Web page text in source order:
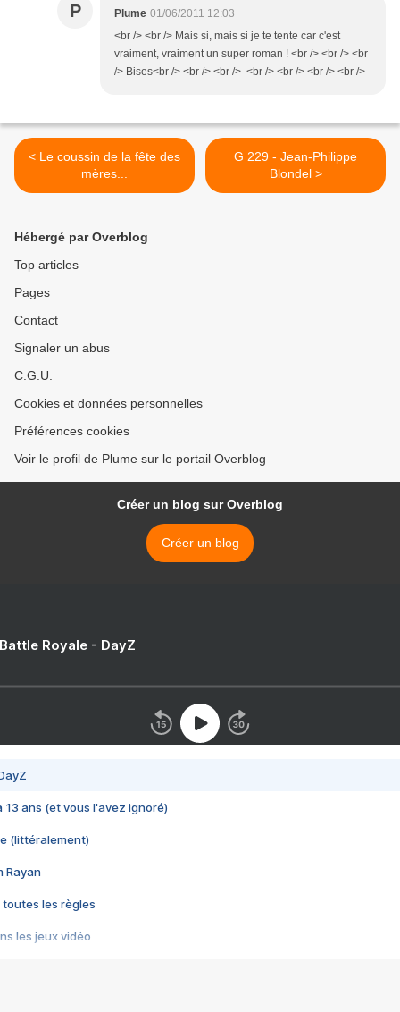
P Plume 01/06/2011 12:03
<br /> <br /> Mais si, mais si je te tente car c'est
vraiment, vraiment un super roman ! <br /> <br /> <br
/> Bises<br /> <br /> <br /> <br /> <br /> <br /> <br />
< Le coussin de la fête des
mères...
G 229 - Jean-Philippe
Blondel >
Hébergé par Overblog
Top articles
Pages
Contact
Signaler un abus
C.G.U.
Cookies et données personnelles
Préférences cookies
Voir le profil de Plume sur le portail Overblog
Créer un blog sur Overblog
Créer un blog
Royale - DayZ
13 ans (et vous l'avez ignoré)
(littéralement)
Rayan
toutes les règles
les jeux vidéo